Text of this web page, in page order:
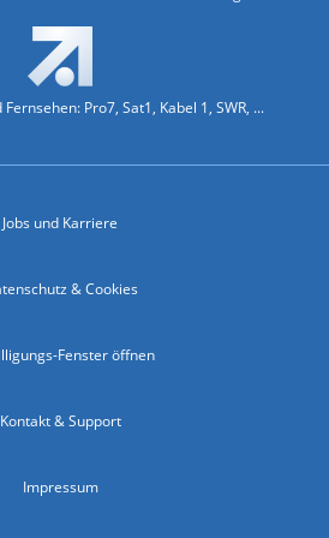
Pro7, Sat1, Kabel 1, SWR, ...
Jobs und Karriere
& Cookies
Fenster öffnen
Kontakt & Support
Impressum